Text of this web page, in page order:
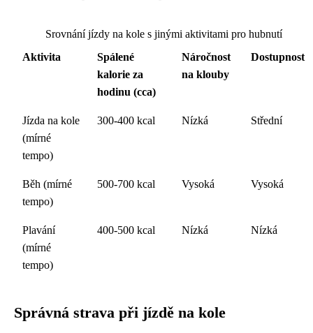
Srovnání jízdy na kole s jinými aktivitami pro hubnutí
Aktivita
Spálené
kalorie za
hodinu (cca)
Náročnost
na klouby
Dostupnost
Jízda na kole
(mírné
tempo)
300-400 kcal Nízká Střední
Běh (mírné
tempo)
500-700 kcal Vysoká Vysoká
Plavání
(mírné
tempo)
400-500 kcal Nízká Nízká
Správná strava při jízdě na kole